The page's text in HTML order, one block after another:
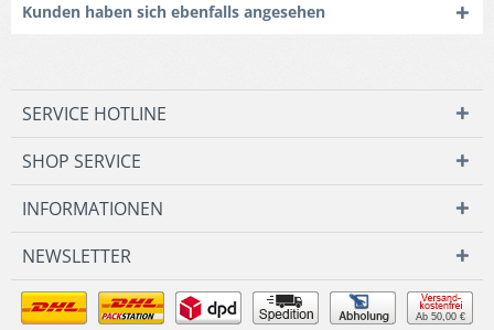
Kunden haben sich ebenfalls angesehen
SERVICE HOTLINE
SHOP SERVICE
INFORMATIONEN
NEWSLETTER
Ab 50,00 €